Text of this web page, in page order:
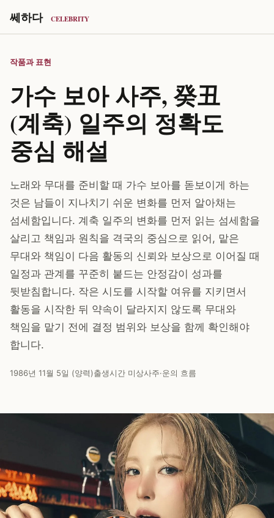
쎄하다 CELEBRITY
작품과 표현
가수 보아 사주, 癸丑
(계축) 일주의 정확도
중심 해설
노래와 무대를 준비할 때 가수 보아를 돋보이게 하는
것은 남들이 지나치기 쉬운 변화를 먼저 알아채는
섬세함입니다. 계축 일주의 변화를 먼저 읽는 섬세함을
살리고 책임과 원칙을 격국의 중심으로 읽어, 맡은
무대와 책임이 다음 활동의 신뢰와 보상으로 이어질 때
일정과 관계를 꾸준히 붙드는 안정감이 성과를
뒷받침합니다. 작은 시도를 시작할 여유를 지키면서
활동을 시작한 뒤 약속이 달라지지 않도록 무대와
책임을 맡기 전에 결정 범위와 보상을 함께 확인해야
합니다.
1986년 11월 5일 (양력)출생시간 미상사주·운의 흐름